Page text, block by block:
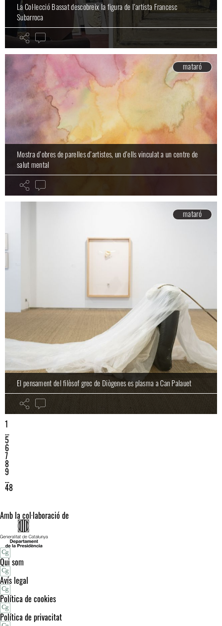
La Col·lecció Bassat descobreix la figura de l’artista Francesc
Subarroca
mataró
Mostra d’obres de parelles d’artistes, un d’ells vinculat a un centre de
salut mental
mataró
El pensament del filòsof grec de Diògenes es plasma a Can Palauet
1
…
5
6
7
8
9
…
48
Amb la col·laboració de
Qui som
Avís legal
Política de cookies
Política de privacitat